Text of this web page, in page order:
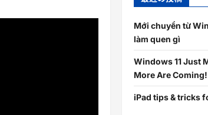
Mới chuyển từ
làm quen gì
Windows 11 Just
More Are Coming!
iPad tips & tricks